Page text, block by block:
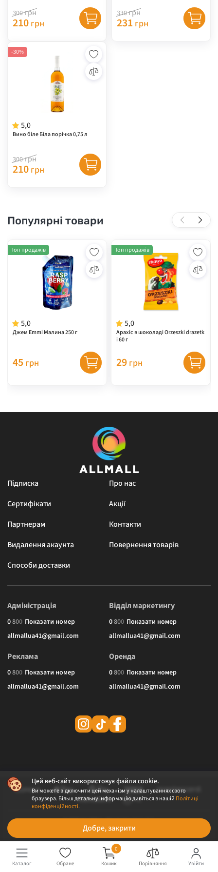
Каталог Обране
0
Кошик
Порівняння Увійти
300грн
210 грн
330грн
231 грн
5,0
Вино біле Біла порічка 0,75 л
-30%
300грн
210 грн
Популярні товари
5,0
Джем Emmi Малина 250 г
Топ продажів
45 грн
5,0
Арахіс в шоколаді Orzeszki drazetk
i 60 г
Топ продажів
29 грн
Цей веб-сайт використовує файли cookie.
Ви можете відключити цей механізм у налаштуваннях свого
браузера. Більш детальну інформацію дивіться в нашій Політиці
конфіденційності.
Добре, закрити
Підписка
Про нас
Сертифікати
Акції
Партнерам
Контакти
Видалення акаунта
Повернення товарів
Способи доставки
Адміністрація
0800 Показати номер
allmallua41@gmail.com
Відділ маркетингу
0800 Показати номер
allmallua41@gmail.com
Реклама
0800 Показати номер
allmallua41@gmail.com
Оренда
0800 Показати номер
allmallua41@gmail.com
© 2026 ALLMALL. Всі права захищені.
Політика конфіденційності